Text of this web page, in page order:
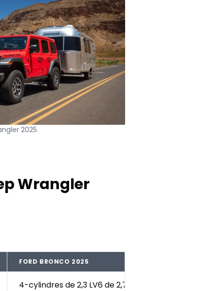
2025
Wrangler
FORD BRONCO 2025
4-cylindres de 2,3 LV6 de 2,7 LV6 de 3,0 L